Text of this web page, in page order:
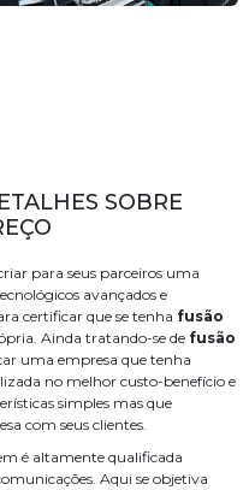
SOBRE
para seus parceiros uma
avançados e
certificar que se tenha fusão
Ainda tratando-se de fusão
uma empresa que tenha
no melhor custo-benefício e
simples mas que
com seus clientes.
é altamente qualificada
Aqui se objetiva